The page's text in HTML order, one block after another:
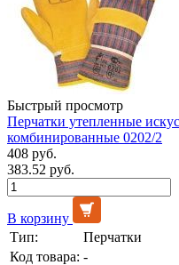
Быстрый просмотр
Перчатки утепленные
комбинированные 0202/2
408 руб.
383.52 руб.
В корзину
Тип:
Перчатки
Код товара: -